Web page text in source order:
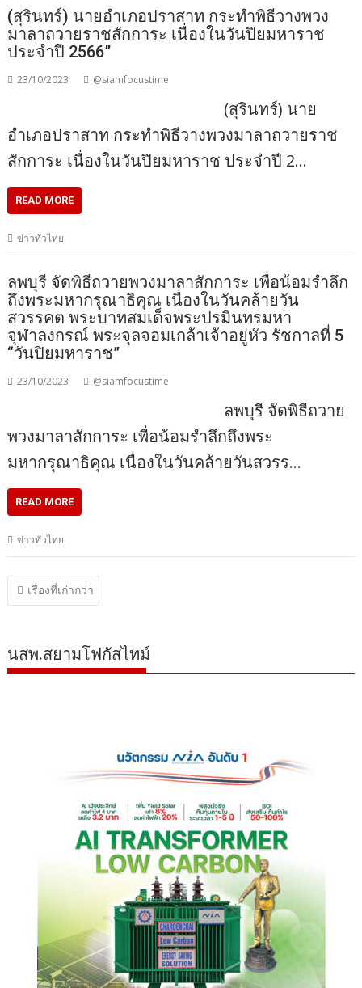
(สุรินทร์) นายอำเภอปราสาท กระทำพิธีวางพวง
มาลาถวายราชสักการะ เนื่องในวันปิยมหาราช
ประจำปี 2566”
23/10/2023 @siamfocustime
(สุรินทร์) นาย
อำเภอปราสาท กระทำพิธีวางพวงมาลาถวายราช
สักการะ เนื่องในวันปิยมหาราช ประจำปี 2…
READ MORE
ข่าวทั่วไทย
ลพบุรี จัดพิธีถวายพวงมาลาสักการะ เพื่อน้อมรำลึก
ถึงพระมหากรุณาธิคุณ เนื่องในวันคล้ายวัน
สวรรคต พระบาทสมเด็จพระปรมินทรมหา
จุฬาลงกรณ์ พระจุลจอมเกล้าเจ้าอยู่หัว รัชกาลที่ 5
“วันปิยมหาราช”
23/10/2023 @siamfocustime
ลพบุรี จัดพิธีถวาย
พวงมาลาสักการะ เพื่อน้อมรำลึกถึงพระ
มหากรุณาธิคุณ เนื่องในวันคล้ายวันสวรร…
READ MORE
ข่าวทั่วไทย
แนะแนว
เรื่อง
เรื่องที่เก่ากว่า
นสพ.สยามโฟกัสไทม์